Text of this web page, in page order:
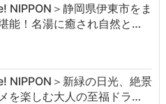
NIPPON＞静岡県伊東市をま
能！名湯に癒され自然と…
NIPPON＞新緑の日光、絶景
を楽しむ大人の至福ドラ…